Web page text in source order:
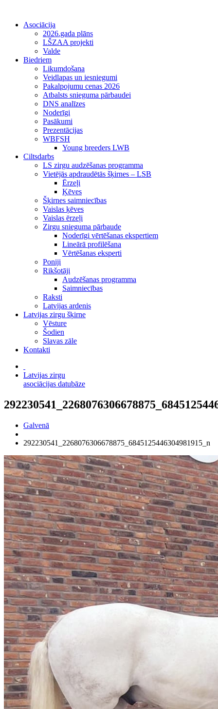
Asociācija
2026.gada plāns
LŠZAA projekti
Valde
Biedriem
Likumdošana
Veidlapas un iesniegumi
Pakalpojumu cenas 2026
Atbalsts snieguma pārbaudei
DNS analīzes
Noderīgi
Pasākumi
Prezentācijas
WBFSH
Young breeders LWB
Ciltsdarbs
LS zirgu audzēšanas programma
Vietējās apdraudētās šķirnes – LSB
Ērzeļi
Ķēves
Šķirnes saimniecības
Vaislas ķēves
Vaislas ērzeļi
Zirgu snieguma pārbaude
Noderīgi vērtēšanas ekspertiem
Lineārā profilēšana
Vērtēšanas eksperti
Poniji
Rikšotāji
Audzēšanas programma
Saimniecības
Raksti
Latvijas ardenis
Latvijas zirgu šķirne
Vēsture
Šodien
Slavas zāle
Kontakti
Latvijas zirgu
asociācijas datubāze
Galvenā
292230541_2268076306678875_6845125446304981915_n